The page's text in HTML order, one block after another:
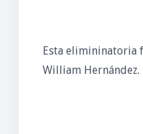
Esta elimininatoria
William Hernández.